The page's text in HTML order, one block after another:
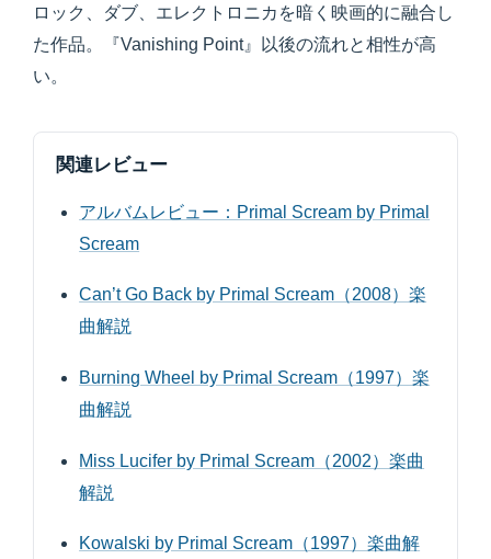
ロック、ダブ、エレクトロニカを暗く映画的に融合し
た作品。『Vanishing Point』以後の流れと相性が高
い。
関連レビュー
アルバムレビュー：Primal Scream by Primal
Scream
Can’t Go Back by Primal Scream（2008）楽
曲解説
Burning Wheel by Primal Scream（1997）楽
曲解説
Miss Lucifer by Primal Scream（2002）楽曲
解説
Kowalski by Primal Scream（1997）楽曲解